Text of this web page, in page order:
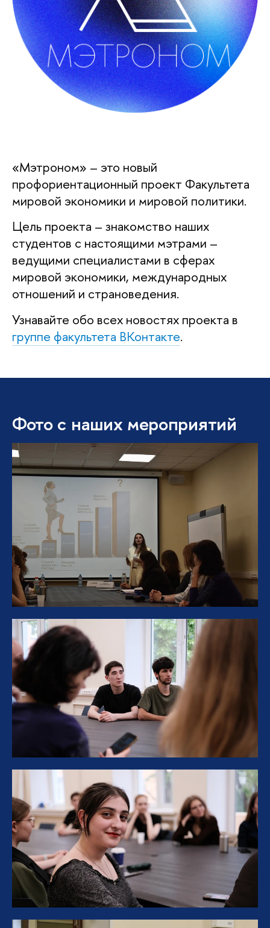
«Мэтроном» – это новый
профориентационный проект Факультета
мировой экономики и мировой политики.
Цель проекта – знакомство наших
студентов c настоящими мэтрами –
ведущими специалистами в сферах
мировой экономики, международных
отношений и страноведения.
Узнавайте обо всех новостях проекта в
группе факультета ВКонтакте.
Фото с наших мероприятий